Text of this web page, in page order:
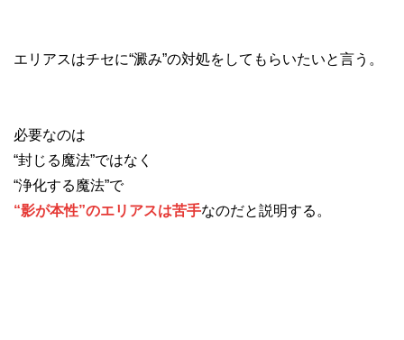
エリアスはチセに“澱み”の対処をしてもらいたいと言う。
必要なのは
“封じる魔法”ではなく
“浄化する魔法”で
“影が本性”のエリアスは苦手なのだと説明する。